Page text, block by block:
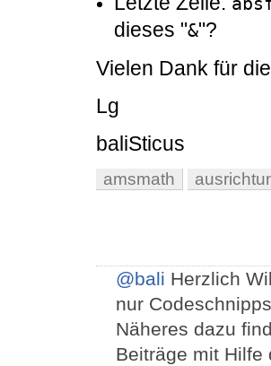
dieses "&"?
Vielen Dank für
Lg
baliSticus
amsmath
@bali Herzlich
nur
Näheres dazu
Beiträge mit Hilfe